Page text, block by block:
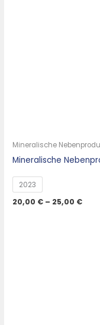
Mineralische
Mineralische
2023
20,00 € – 25,00 €